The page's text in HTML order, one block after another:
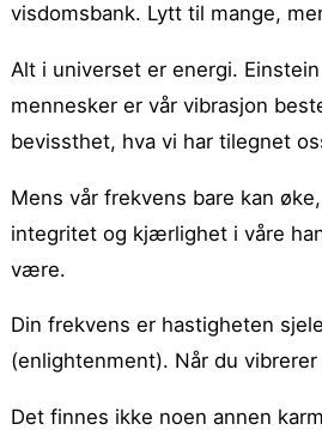
visdomsbank. Lytt til mange,
Alt i universet er energi.
mennesker er vår vibrasjon
bevissthet, hva vi har tilegnet
Mens vår frekvens bare kan
integritet og kjærlighet i våre
være.
Din frekvens er hastigheten
(enlightenment). Når du
Det finnes ikke noen annen